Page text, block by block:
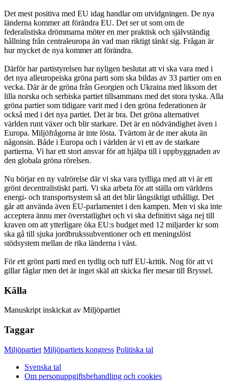
Det mest positiva med EU idag handlar om utvidgningen. De nya
länderna kommer att förändra EU. Det ser ut som om de
federalistiska drömmarna möter en mer praktisk och självständig
hållning från centraleuropa än vad man riktigt tänkt sig. Frågan är
hur mycket de nya kommer att förändra.
Därför har partistyrelsen har nyligen beslutat att vi ska vara med i
det nya alleuropeiska gröna parti som ska bildas av 33 partier om en
vecka. Där är de gröna från Georgien och Ukraina med liksom det
lilla norska och serbiska partiet tillsammans med det stora tyska. Alla
gröna partier som tidigare varit med i den gröna federationen är
också med i det nya partiet. Det är bra. Det gröna alternativet
världen runt växer och blir starkare. Det är en nödvändighet även i
Europa. Miljöfrågorna är inte lösta. Tvärtom är de mer akuta än
någonsin. Både i Europa och i världen är vi ett av de starkare
partierna. Vi har ett stort ansvar för att hjälpa till i uppbyggnaden av
den globala gröna rörelsen.
Nu börjar en ny valrörelse där vi ska vara tydliga med att vi är ett
grönt decentralistiskt parti. Vi ska arbeta för att ställa om världens
energi- och transportsystem så att det blir långsiktigt uthålligt. Det
går att använda även EU-parlamentet i den kampen. Men vi ska inte
acceptera ännu mer överstatlighet och vi ska definitivt säga nej till
kraven om att ytterligare öka EU:s budget med 12 miljarder kr som
ska gå till sjuka jordbrukssubventioner och ett meningslöst
stödsystem mellan de rika länderna i väst.
För ett grönt parti med en tydlig och tuff EU-kritik. Nog för att vi
gillar fåglar men det är inget skäl att skicka fler mesar till Bryssel.
Källa
Manuskript inskickat av Miljöpartiet
Taggar
Miljöpartiet Miljöpartiets kongress Politiska tal
Svenska tal
Om personuppgiftsbehandling och cookies